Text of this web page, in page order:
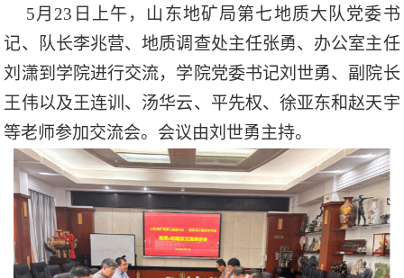
5月23日上午，山东地矿局第七地质大队党委书
记、队长李兆营、地质调查处主任张勇、办公室主任
刘潇到学院进行交流，学院党委书记刘世勇、副院长
王伟以及王连训、 汤华云、 平先权、徐亚东和赵天宇
等老师参加交流会。会议由刘世勇主持。